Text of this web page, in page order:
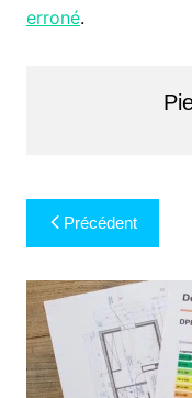
erroné.
Navigation
de
l’article
Précédent